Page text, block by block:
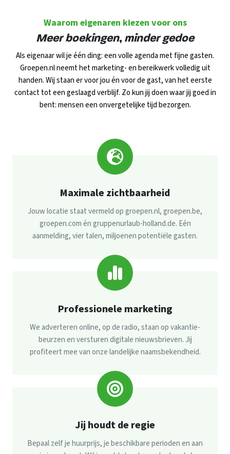
Waarom eigenaren kiezen voor ons
Meer boekingen, minder gedoe
Als eigenaar wil je één ding: een volle agenda met fijne gasten.
Groepen.nl neemt het marketing- en bereikwerk volledig uit
handen. Wij staan er voor jou én voor de gast, van het eerste
contact tot een geslaagd verblijf. Zo kun jij doen waar jij goed in
bent: mensen een onvergetelijke tijd bezorgen.
Maximale zichtbaarheid
Jouw locatie staat vermeld op groepen.nl, groepen.be,
groepen.com én gruppenurlaub-holland.de. Eén
aanmelding, vier talen, miljoenen potentiële gasten.
Professionele marketing
We adverteren online, op de radio, staan op vakantie­
beurzen en versturen digitale nieuwsbrieven. Jij
profiteert mee van onze landelijke naamsbekendheid.
Jij houdt de regie
Bepaal zelf je huurprijs, je beschikbare perioden en aan